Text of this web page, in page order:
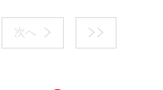
次へ